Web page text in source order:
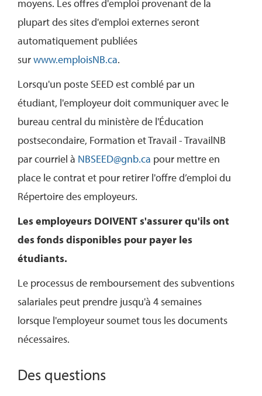
moyens. Les offres d'emploi provenant de la
plupart des sites d'emploi externes seront
automatiquement publiées
surwww.emploisNB.ca.
Lorsqu'un poste SEED est comblé par un
étudiant, l'employeur doit communiquer avec le
bureau central du ministère de l'Éducation
postsecondaire, Formation et Travail - TravailNB
par courriel à NBSEED@gnb.ca pour mettre en
place le contrat et pour retirer l'offre d’emploi du
Répertoire des employeurs.
Les employeurs DOIVENT s'assurer qu'ils ont
des fonds disponibles pour payer les
étudiants.
Le processus de remboursement des subventions
salariales peut prendre jusqu'à 4 semaines
lorsque l'employeur soumet tous les documents
nécessaires.
Des questions